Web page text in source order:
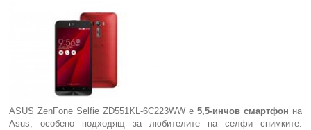
Консумативи
Аксесоари
ASUS ZenFone Selfie ZD551KL-6C223WW е 5,5-инчов смартфон на
Asus, особено подходящ за любителите на селфи снимките.